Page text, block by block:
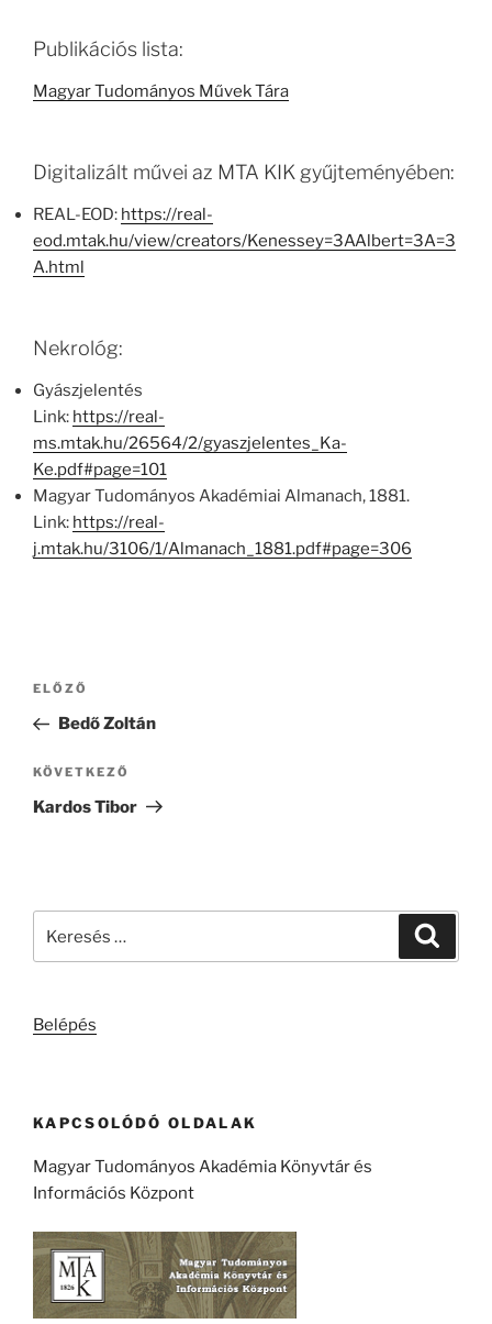
Publikációs lista:
Magyar Tudományos Művek Tára
Digitalizált művei az MTA KIK gyűjteményében:
REAL-EOD: https://real-
eod.mtak.hu/view/creators/Kenessey=3AAlbert=3A=3
A.html
Nekrológ:
Gyászjelentés
Link: https://real-
ms.mtak.hu/26564/2/gyaszjelentes_Ka-
Ke.pdf#page=101
Magyar Tudományos Akadémiai Almanach, 1881.
Link: https://real-
j.mtak.hu/3106/1/Almanach_1881.pdf#page=306
Bejegyzés
Korábbi
bejegyzés
ELŐZŐ
Bedő Zoltán
Következő
bejegyzés
KÖVETKEZŐ
Kardos Tibor
Belépés
KAPCSOLÓDÓ OLDALAK
Magyar Tudományos Akadémia Könyvtár és
Információs Központ